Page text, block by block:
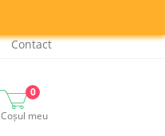
Contact
Coșul meu
0